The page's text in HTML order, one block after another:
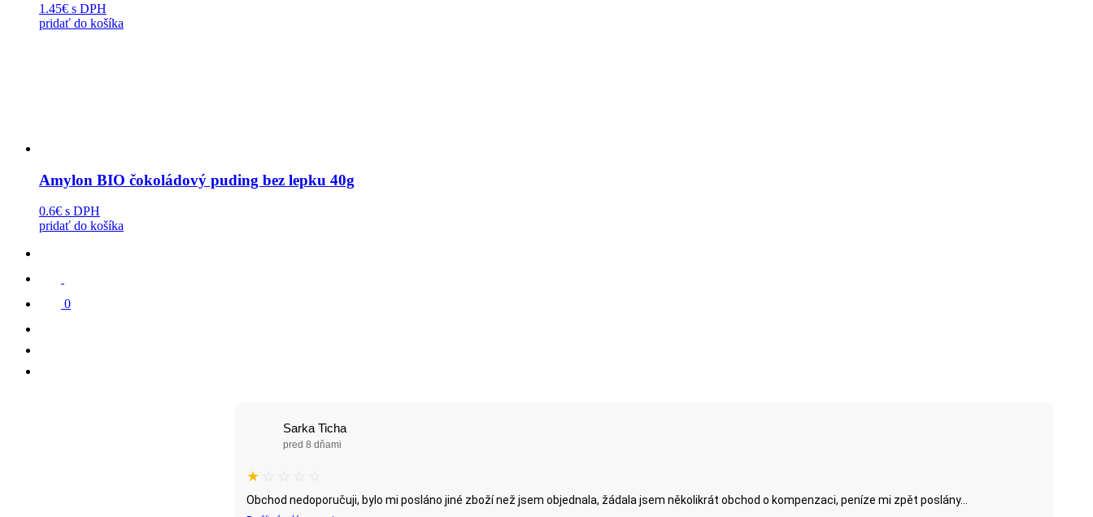
1.45€ s DPH
pridať do košíka
Amylon BIO čokoládový puding bez lepku 40g
0.6€ s DPH
pridať do košíka
0
Sarka Ticha
pred 8 dňami
★ ☆ ☆ ☆ ☆
Obchod nedoporučuji, bylo mi posláno jiné zboží než jsem objednala, žádala jsem několikrát obchod o kompenzaci, peníze mi zpět poslány...